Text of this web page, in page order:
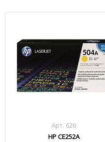
Арт. 626
HP CE252A